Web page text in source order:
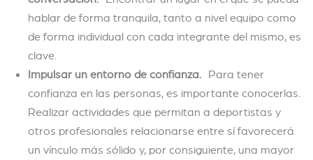
hablar de forma tranquila, tanto a nivel equipo como
de forma individual con cada integrante del mismo, es
clave.
Impulsar un entorno de confianza. Para tener
confianza en las personas, es importante conocerlas.
Realizar actividades que permitan a deportistas y
otros profesionales relacionarse entre sí favorecerá
un vínculo más sólido y, por consiguiente, una mayor